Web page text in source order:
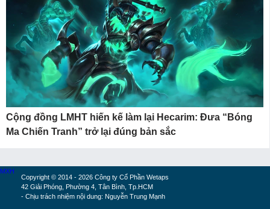
Cộng đồng LMHT hiến kế làm lại Hecarim: Đưa “Bóng
Ma Chiến Tranh” trở lại đúng bản sắc
Copyright © 2014 - 2026 Công ty Cổ Phần Wetaps
42 Giải Phóng, Phường 4, Tân Bình, Tp.HCM
- Chịu trách nhiệm nội dung: Nguyễn Trung Mạnh
MXH